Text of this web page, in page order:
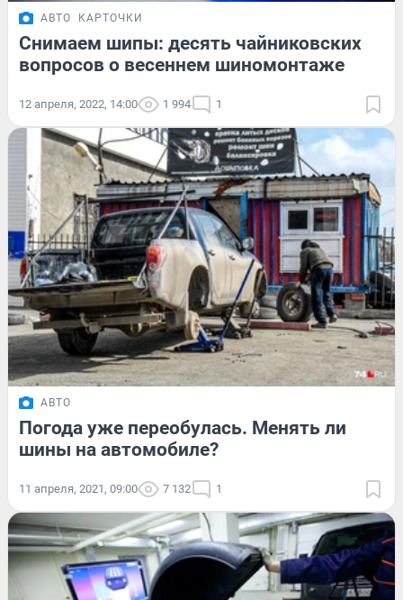
АВТО КАРТОЧКИ
Снимаем шипы: десять чайниковских
вопросов о весеннем шиномонтаже
12 апреля, 2022, 14:00 1 994 1
АВТО
Погода уже переобулась. Менять ли
шины на автомобиле?
11 апреля, 2021, 09:00 7 132 1